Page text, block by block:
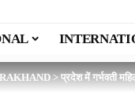
>प्रदेश में गर्भवती